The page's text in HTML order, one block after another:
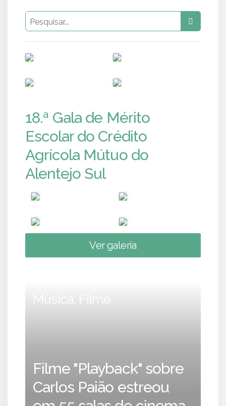
18.ª Gala de Mérito
Escolar do Crédito
Agrícola Mútuo do
Alentejo Sul
Ver galeria
Música, Filme
Filme "Playback" sobre
Carlos Paião estreou